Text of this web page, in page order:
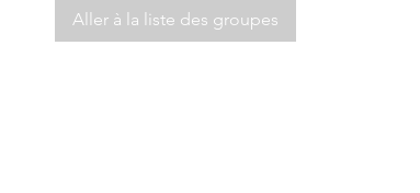
Aller à la liste des groupes